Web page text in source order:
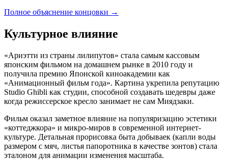
Полное объяснение концовки →
Культурное влияние
«Ариэтти из страны лилипутов» стала самым кассовым
японским фильмом на домашнем рынке в 2010 году и
получила премию Японской киноакадемии как
«Анимационный фильм года». Картина укрепила репутацию
Studio Ghibli как студии, способной создавать шедевры даже
когда режиссерское кресло занимает не сам Миядзаки.
Фильм оказал заметное влияние на популяризацию эстетики
«коттеджкора» и микро-миров в современной интернет-
культуре. Детальная прорисовка быта добываек (капли воды
размером с мяч, листья папоротника в качестве зонтов) стала
эталоном для анимации изменения масштаба.